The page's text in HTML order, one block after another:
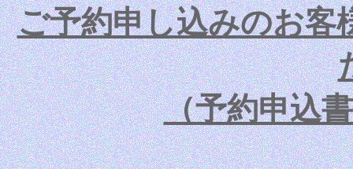
ご予約申し込みのお客
（予約申込